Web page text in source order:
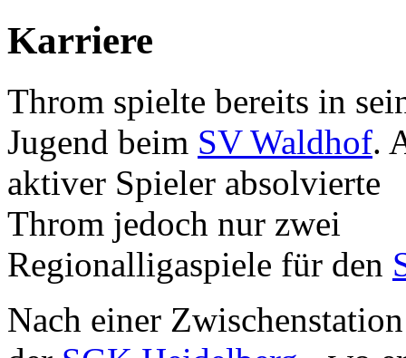
Karriere
Throm spielte bereits in
Jugend beim SV Waldhof.
aktiver Spieler absolvierte
Throm jedoch nur zwei
Regionalligaspiele für den
Nach einer